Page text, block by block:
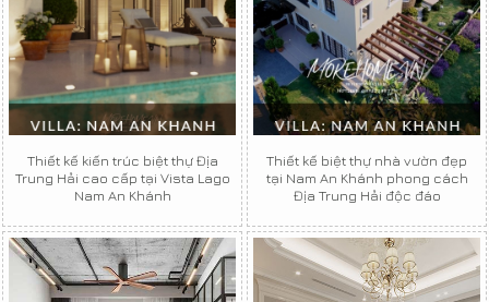
Thiết kế kiến trúc biệt thự Địa
Trung Hải cao cấp tại Vista Lago
Nam An Khánh
Thiết kế biệt thự nhà vườn đẹp
tại Nam An Khánh phong cách
Địa Trung Hải độc đáo